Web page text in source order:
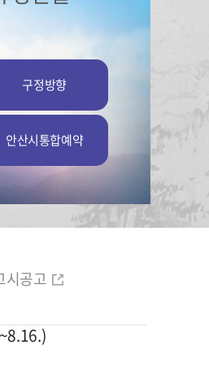
구정방향
안산시통합예약
시공고